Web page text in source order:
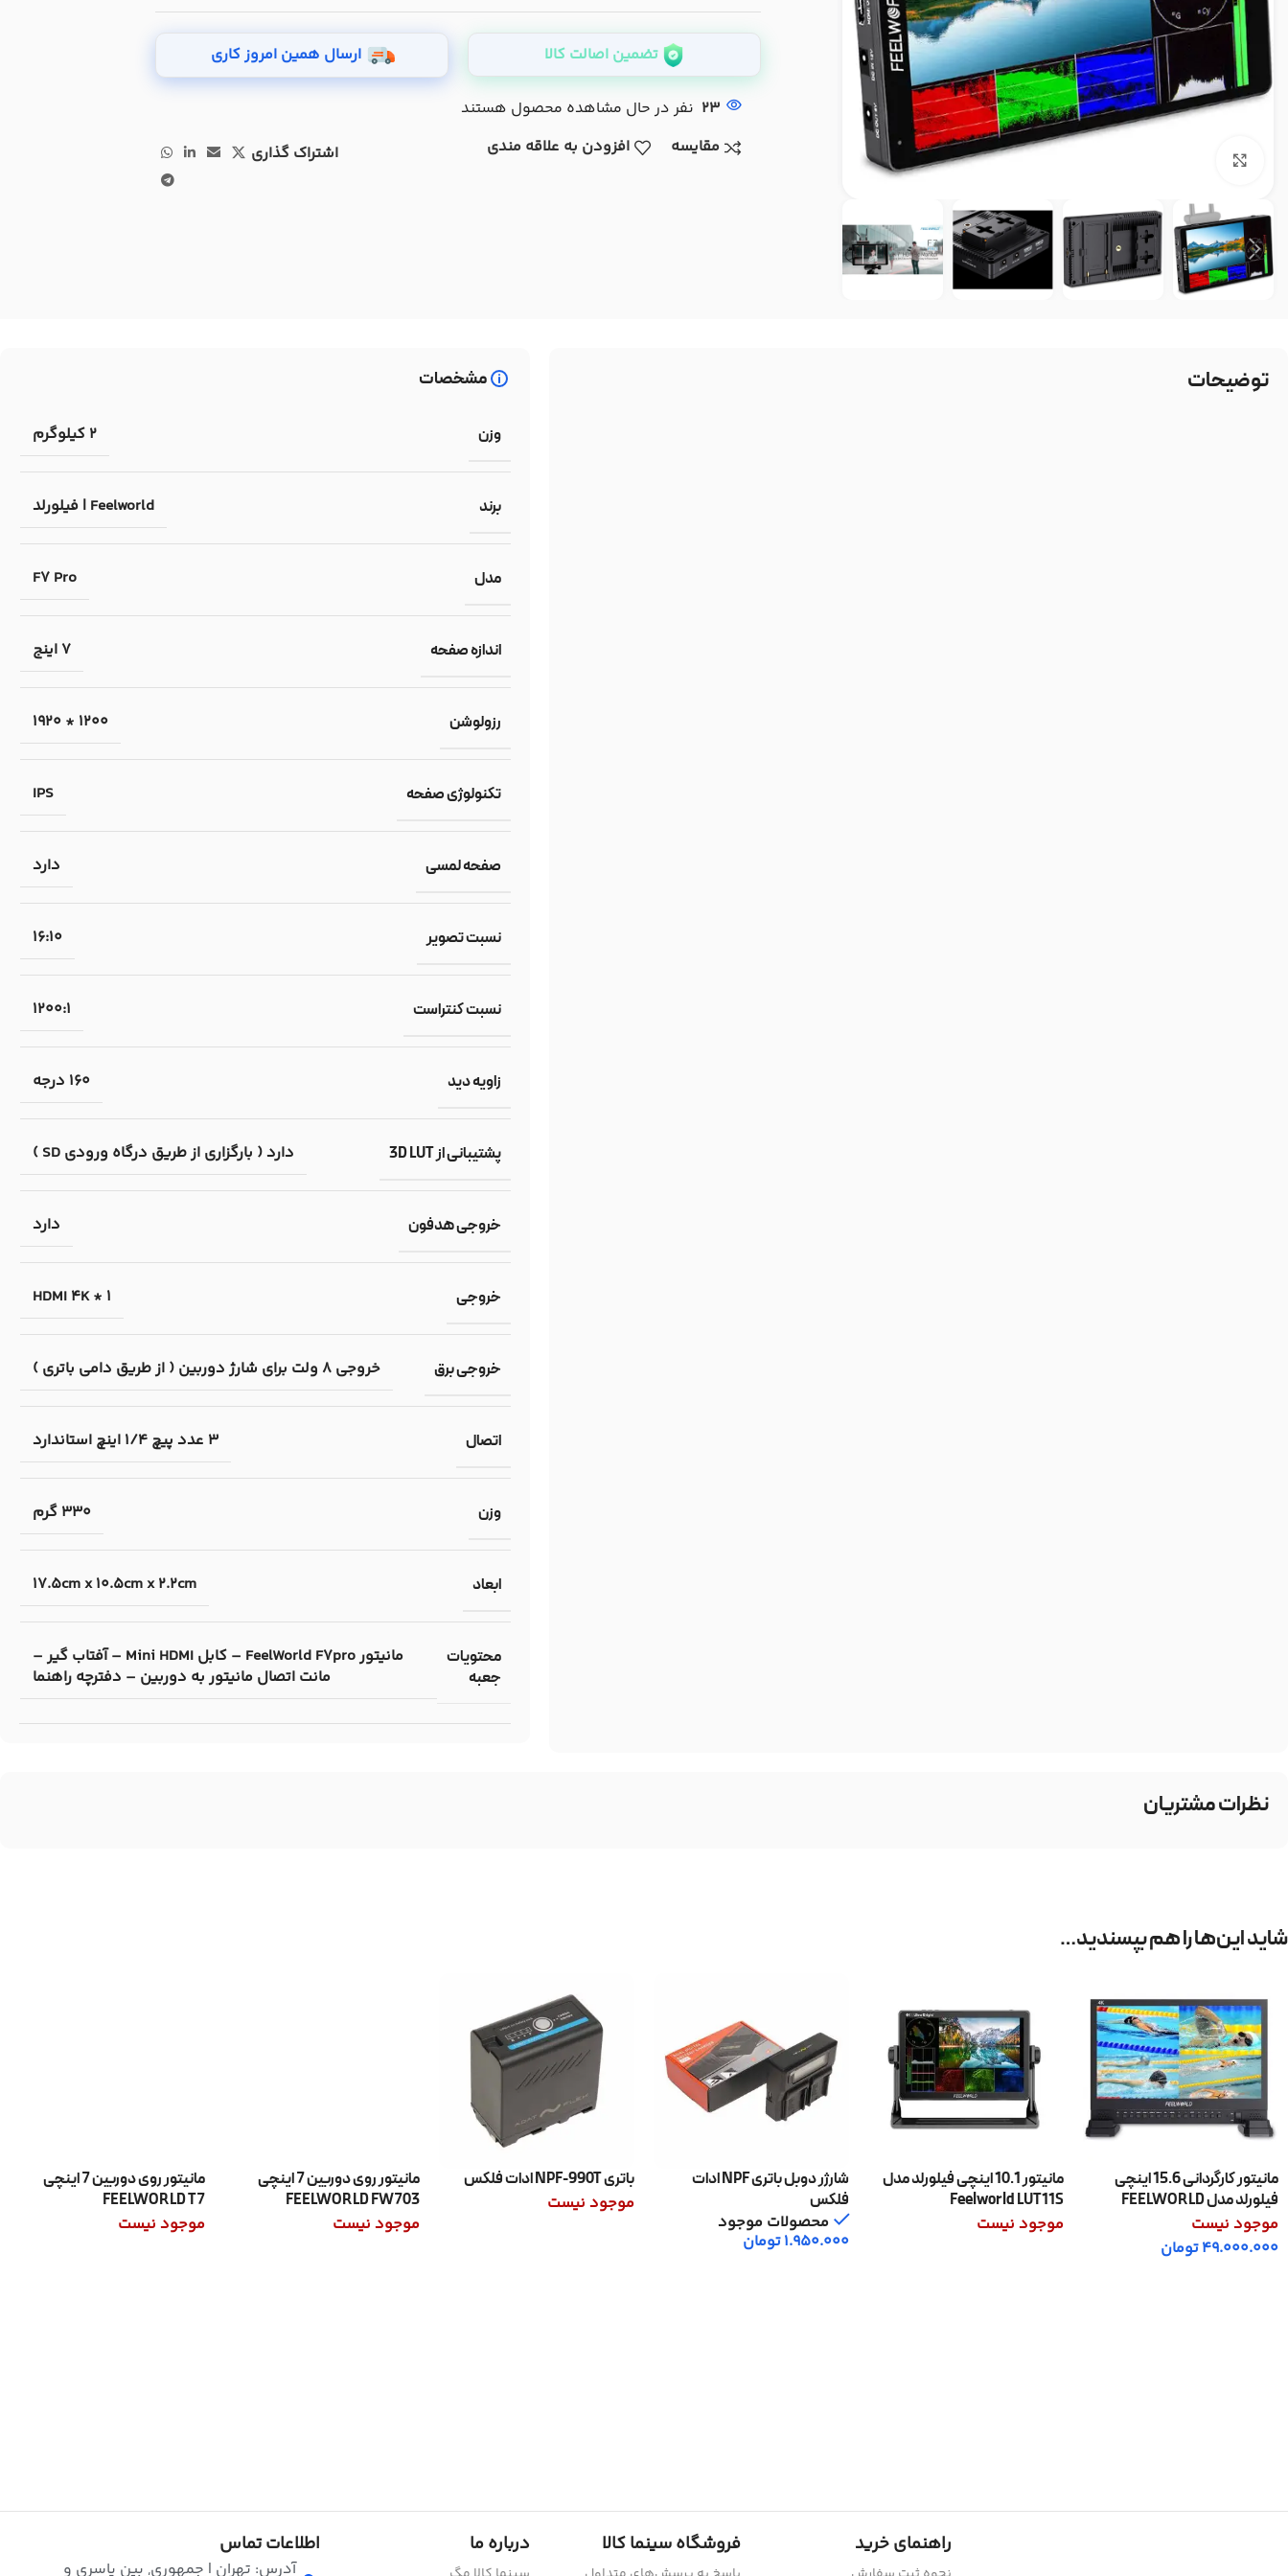
تضمین اصالت کالا ارسال همین امروز کاری
23 نفر در حال مشاهده محصول هستند
مقایسه
افزودن به علاقه مندی اشتراک گذاری
توضیحات مشخصات
وزن 2 کیلوگرم
برند Feelworld | فیلورلد
مدل F7 Pro
اندازه صفحه 7 اینج
رزولوشن 1200 * 1920
تکنولوژی صفحه IPS
صفحه لمسی دارد
نسبت تصویر 16:10
نسبت کنتراست 1200:1
زاویه دید ۱۶۰ درجه
پشتیبانی از 3D LUT دارد ( بارگزاری از طریق درگاه ورودی SD )
خروجی هدفون دارد
خروجی 1 * HDMI 4K
خروجی برق خروجی 8 ولت برای شارژ دوربین ( از طریق دامی باتری )
اتصال 3 عدد پیچ 1/4 اینچ استاندارد
وزن 330 گرم
ابعاد 17.5cm x 10.5cm x 2.2cm
محتویات
جعبه
مانیتور FeelWorld F7pro – کابل Mini HDMI – آفتاب گیر –
مانت اتصال مانیتور به دوربین – دفترچه راهنما
نظرات مشتریان
شاید این‌ها را هم بپسندید…
مانیتور کارگردانی 15.6 اینچی
فیلورلد مدل FEELWORLD
4K156-9HSD
موجود نیست
49.000.000تومان
مانیتور 10.1 اینچی فیلورلد مدل
Feelworld LUT11S
موجود نیست
شارژر دوبل باتری NPF ادات
فلکس
محصولات موجود
1.950.000تومان
باتری NPF-990T ادات فلکس
موجود نیست
مانیتور روی دوربین 7 اینچی
FEELWORLD FW703
موجود نیست
مانیتور روی دوربین 7 اینچی
FEELWORLD T7
موجود نیست
راهنمای خرید فروشگاه سینما کالا درباره ما اطلاعات تماس
آدرس: تهران | جمهوری, بین یاسری و